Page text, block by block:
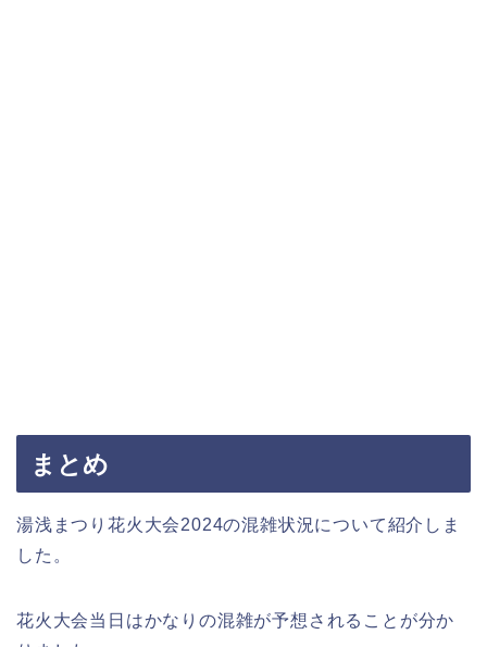
まとめ
湯浅まつり花火大会2024の混雑状況について紹介しま
した。
花火大会当日はかなりの混雑が予想されることが分か